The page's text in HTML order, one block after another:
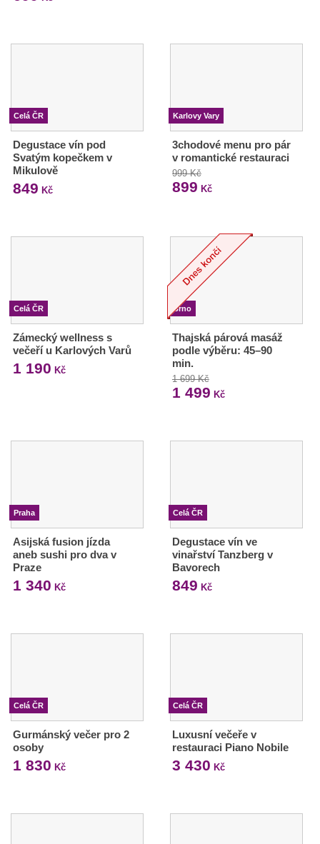
Celá ČR
Degustace vín pod
Svatým kopečkem v
Mikulově
849 Kč
Karlovy Vary
3chodové menu pro pár
v romantické restauraci
999 Kč
899 Kč
Celá ČR
Zámecký wellness s
večeří u Karlových Varů
1 190 Kč
Brno
Thajská párová masáž
podle výběru: 45–90
min.
1 699 Kč
1 499 Kč
Praha
Asijská fusion jízda
aneb sushi pro dva v
Praze
1 340 Kč
Celá ČR
Degustace vín ve
vinařství Tanzberg v
Bavorech
849 Kč
Celá ČR
Gurmánský večer pro 2
osoby
1 830 Kč
Celá ČR
Luxusní večeře v
restauraci Piano Nobile
3 430 Kč